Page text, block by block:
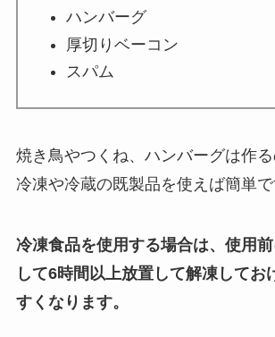
ハンバーグ
厚切りベーコン
スパム
焼き鳥やつくね、ハンバーグは作
冷凍や冷蔵の既製品を使えば簡単で
冷凍食品を使用する場合は、使用
して6時間以上放置して解凍してお
すくなります。